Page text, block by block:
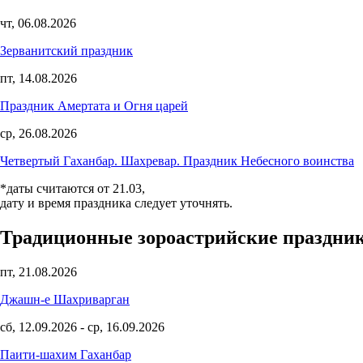
чт, 06.08.2026
Зерванитский праздник
пт, 14.08.2026
Праздник Амертата и Огня царей
ср, 26.08.2026
Четвертый Гаханбар. Шахревар. Праздник Небесного воинства
*даты считаются от 21.03,
дату и время праздника следует уточнять.
Традиционные зороастрийские
пт, 21.08.2026
Джашн-е Шахриварган
сб, 12.09.2026 - ср, 16.09.2026
Паити-шахим Гаханбар